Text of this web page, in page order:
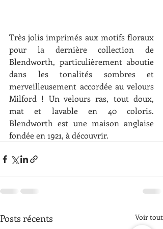
Très jolis imprimés aux motifs floraux
pour la dernière collection de
Blendworth, particulièrement aboutie
dans les tonalités sombres et
merveilleusement accordée au velours
Milford ! Un velours ras, tout doux,
mat et lavable en 40 coloris.
Blendworth est une maison anglaise
fondée en 1921, à découvrir.
Posts récents Voir tout